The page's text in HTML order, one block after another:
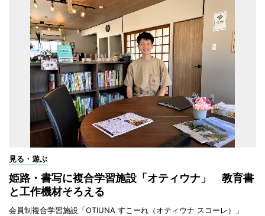
見る・遊ぶ
姫路・書写に複合学習施設「オティウナ」 教育書
と工作機材そろえる
会員制複合学習施設「OTIUNA すこーれ（オティウナ スコーレ）」